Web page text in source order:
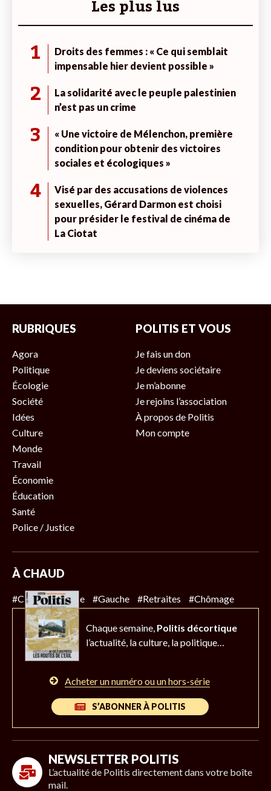
Les plus lus
1
Droits des femmes : « Ce qui semblait
impensable hier devient possible »
2
La solidarité avec le peuple palestinien
n’est pas un crime
3
« Une victoire de Mélenchon, première
condition pour obtenir des victoires
sociales et écologiques »
4
Visé par des accusations de violences
sexuelles, Gérard Darmon est choisi
pour présider le festival de cinéma de
La Ciotat
RUBRIQUES
Agora
Politique
Écologie
Société
Idées
Culture
Monde
Travail
Économie
Éducation
Santé
Police / Justice
POLITIS ET VOUS
Je fais un don
Je deviens sociétaire
Je m’abonne
Je rejoins l’association
À propos de Politis
Mon compte
À CHAUD
#Climat #Police #Gauche #Retraites #Chômage
Chaque semaine, Politis décortique
l’actualité, la culture, la politique…
Acheter un numéro ou un hors-série
S’ABONNER À POLITIS
NEWSLETTER POLITIS
L’actualité de Politis directement dans votre boîte
mail.